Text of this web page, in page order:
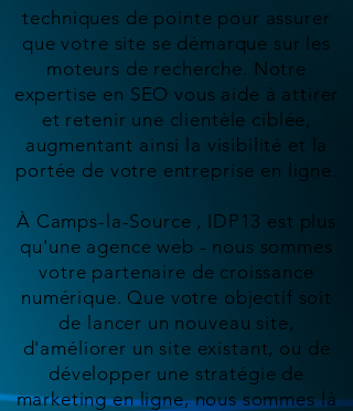
techniques de pointe pour assurer
que votre site se démarque sur les
moteurs de recherche. Notre
expertise en SEO vous aide à attirer
et retenir une clientèle ciblée,
augmentant ainsi la visibilité et la
portée de votre entreprise en ligne.
À Camps-la-Source , IDP13 est plus
qu'une agence web - nous sommes
votre partenaire de croissance
numérique. Que votre objectif soit
de lancer un nouveau site,
d'améliorer un site existant, ou de
développer une stratégie de
marketing en ligne, nous sommes là